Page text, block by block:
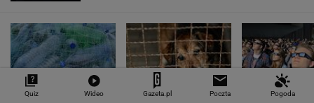
Quiz Wideo Gazeta.pl Poczta Pogoda